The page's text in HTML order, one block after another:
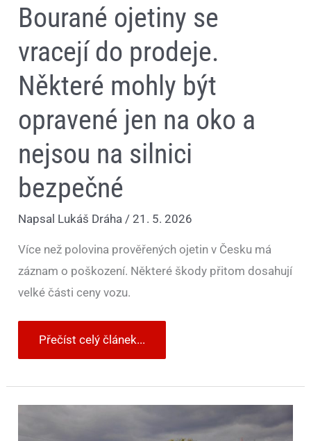
Bourané ojetiny se
vracejí do prodeje.
Některé mohly být
opravené jen na oko a
nejsou na silnici
bezpečné
Napsal Lukáš Dráha /21. 5. 2026
Více než polovina prověřených ojetin v Česku má
záznam o poškození. Některé škody přitom dosahují
velké části ceny vozu.
Přečíst celý článek...
Většina